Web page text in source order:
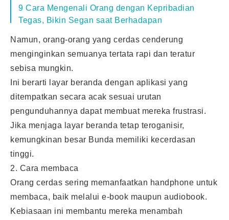
9 Cara Mengenali Orang dengan Kepribadian
Tegas, Bikin Segan saat Berhadapan
Namun, orang-orang yang cerdas cenderung
menginginkan semuanya tertata rapi dan teratur
sebisa mungkin.
Ini berarti layar beranda dengan aplikasi yang
ditempatkan secara acak sesuai urutan
pengunduhannya dapat membuat mereka frustrasi.
Jika menjaga layar beranda tetap teroganisir,
kemungkinan besar Bunda memiliki kecerdasan
tinggi.
2. Cara membaca
Orang cerdas sering memanfaatkan handphone untuk
membaca, baik melalui e-book maupun audiobook.
Kebiasaan ini membantu mereka menambah